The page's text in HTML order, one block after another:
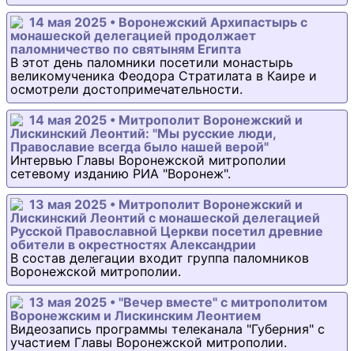
14 мая 2025 • Воронежский Архипастырь с
монашеской делегацией продолжает
паломничество по святыням Египта
В этот день паломники посетили монастырь
великомученика Феодора Стратилата в Каире и
осмотрели достопримечательности.
14 мая 2025 • Митрополит Воронежский и
Лискинский Леонтий: "Мы русские люди,
Православие всегда было нашей верой"
Интервью Главы Воронежской митрополии
сетевому изданию РИА "Воронеж".
13 мая 2025 • Митрополит Воронежский и
Лискинский Леонтий с монашеской делегацией
Русской Православной Церкви посетил древние
обители в окрестностях Александрии
В состав делегации входит группа паломников
Воронежской митрополии.
13 мая 2025 • "Вечер вместе" с митрополитом
Воронежским и Лискинским Леонтием
Видеозапись программы телеканала "Губерния" с
участием Главы Воронежской митрополии.